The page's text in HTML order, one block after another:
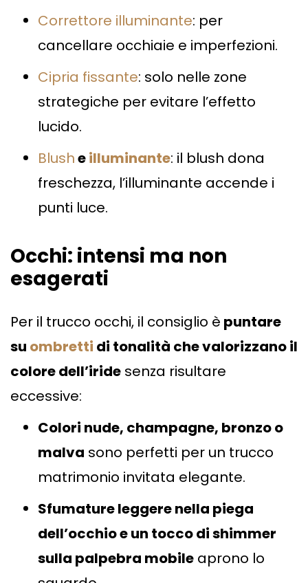
Correttore illuminante: per
cancellare occhiaie e imperfezioni.
Cipria fissante: solo nelle zone
strategiche per evitare l’effetto
lucido.
Blusheilluminante: il blush dona
freschezza, l’illuminante accende i
punti luce.
Occhi: intensi ma non
esagerati
Per il trucco occhi, il consiglio è puntare
su ombretti di tonalità che valorizzano il
colore dell’iride senza risultare
eccessive:
Colori nude, champagne, bronzo o
malva sono perfetti per un trucco
matrimonio invitata elegante.
Sfumature leggere nella piega
dell’occhio e un tocco di shimmer
sulla palpebra mobile aprono lo